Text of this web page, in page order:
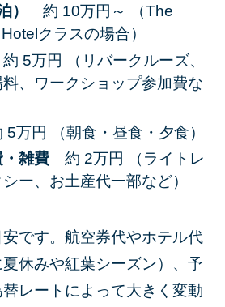
） 約 10万円～ （The
クラスの場合）
約 5万円 （リバークルーズ、
、ワークショップ参加費な
5万円 （朝食・昼食・夕食）
・雑費 約 2万円 （ライトレ
ー、お土産代一部など）
安です。航空券代やホテル代
休みや紅葉シーズン）、予
レートによって大きく変動